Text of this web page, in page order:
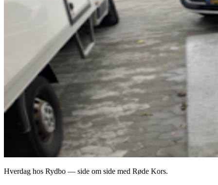
Hverdag hos Rydbo — side om side med Røde Kors.